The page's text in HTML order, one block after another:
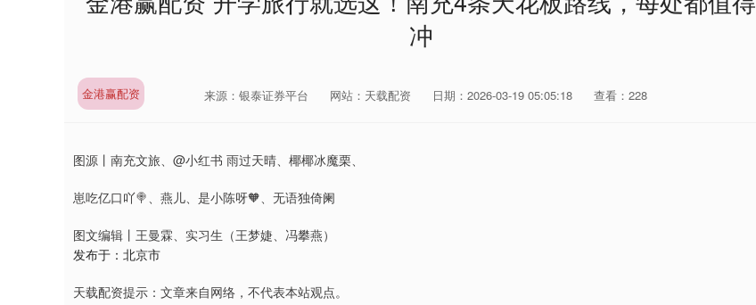
冲
金港赢配资 来源：银泰证券平台 网站：天载配资 日期：2026-03-19 05:05:18 查看：228
图源丨南充文旅、@小红书 雨过天晴、椰椰冰魔栗、
崽吃亿口吖🍭、燕儿、是小陈呀🧡、无语独倚阑
图文编辑丨王曼霖、实习生（王梦婕、冯攀燕）
发布于：北京市
天载配资提示：文章来自网络，不代表本站观点。